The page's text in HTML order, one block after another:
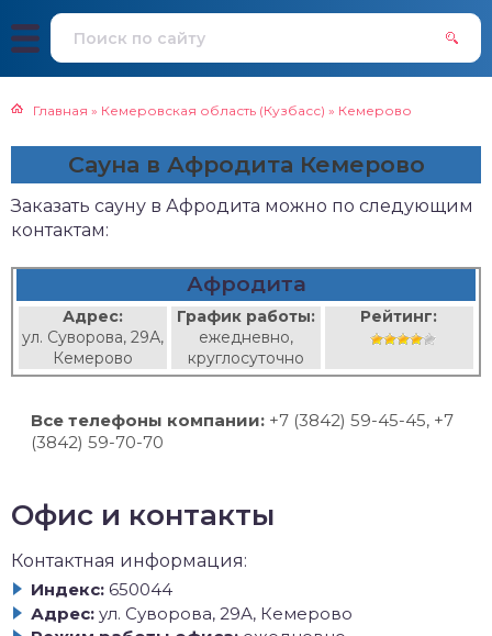
Главная » Кемеровская область (Кузбасс) » Кемерово
Сауна в Афродита Кемерово
Заказать сауну в Афродита можно по следующим
контактам:
Афродита
Адрес:
ул. Суворова, 29А,
Кемерово
График работы:
ежедневно,
круглосуточно
Рейтинг:
Все телефоны компании: +7 (3842) 59-45-45, +7
(3842) 59-70-70
Офис и контакты
Контактная информация:
Индекс: 650044
Адрес: ул. Суворова, 29А, Кемерово